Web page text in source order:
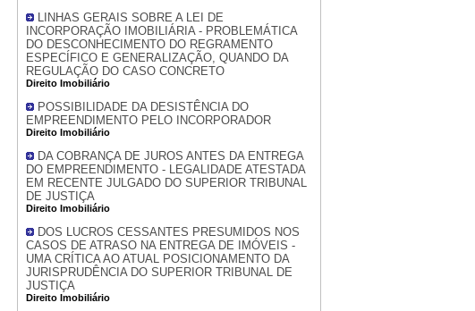
LINHAS GERAIS SOBRE A LEI DE
INCORPORAÇÃO IMOBILIÁRIA - PROBLEMÁTICA
DO DESCONHECIMENTO DO REGRAMENTO
ESPECÍFICO E GENERALIZAÇÃO, QUANDO DA
REGULAÇÃO DO CASO CONCRETO
Direito Imobiliário
POSSIBILIDADE DA DESISTÊNCIA DO
EMPREENDIMENTO PELO INCORPORADOR
Direito Imobiliário
DA COBRANÇA DE JUROS ANTES DA ENTREGA
DO EMPREENDIMENTO - LEGALIDADE ATESTADA
EM RECENTE JULGADO DO SUPERIOR TRIBUNAL
DE JUSTIÇA
Direito Imobiliário
DOS LUCROS CESSANTES PRESUMIDOS NOS
CASOS DE ATRASO NA ENTREGA DE IMÓVEIS -
UMA CRÍTICA AO ATUAL POSICIONAMENTO DA
JURISPRUDÊNCIA DO SUPERIOR TRIBUNAL DE
JUSTIÇA
Direito Imobiliário